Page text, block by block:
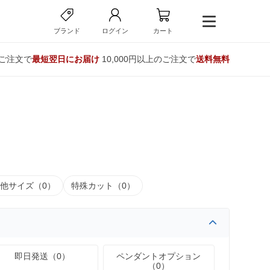
ブランド ログイン カート
注文で最短翌日にお届け10,000円以上のご注文で送料無料
サイズ（0） 特殊カット（0）
即日発送（0）
ペンダントオプション
（0）